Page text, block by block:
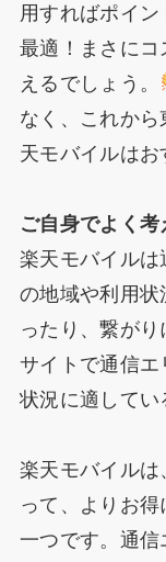
用すればポイ
最適！まさに
えるでしょう。
なく、これか
天モバイルはお
ご自身でよく
楽天モバイル
の地域や利用
ったり、繋が
サイトで通信エ
状況に適してい
楽天モバイルは
って、よりお
一つです。通